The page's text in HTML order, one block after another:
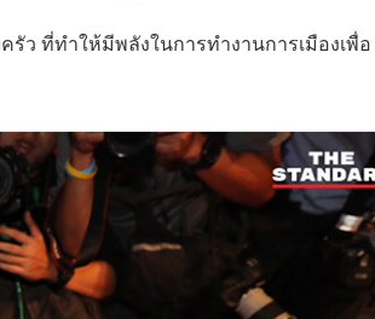
ว ที่ทำให้มีพลังในการทำงานการเมืองเพื่อ